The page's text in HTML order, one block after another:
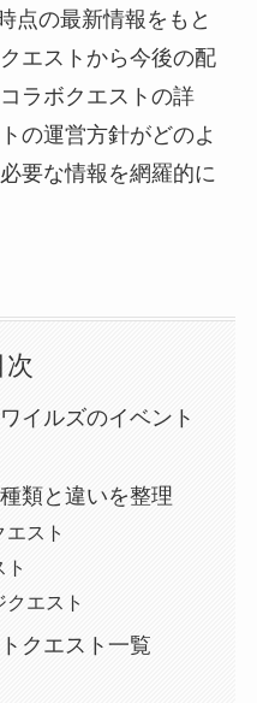
点の最新情報をもと
エストから今後の配
ラボクエストの詳
の運営方針がどのよ
要な情報を網羅的に
次
イルズのイベント
類と違いを整理
スト
エスト
クエスト一覧